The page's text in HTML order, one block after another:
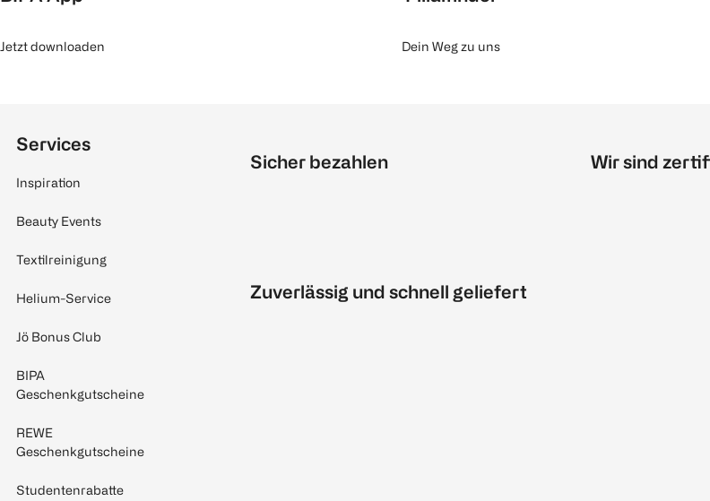
Jetzt downloaden Dein Weg zu uns
Services
Inspiration
Beauty Events
Textilreinigung
Helium-Service
Jö Bonus Club
BIPA
Geschenkgutscheine
REWE
Geschenkgutscheine
Studentenrabatte
Sicher bezahlen
Zuverlässig und schnell geliefert
Wir sind